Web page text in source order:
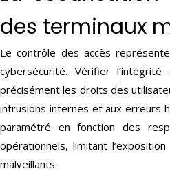
des terminaux
Le contrôle des accès
cybersécurité. Vérifier
précisément les droits des
intrusions internes et aux erreurs
paramétré en fonction des
opérationnels, limitant
malveillants.